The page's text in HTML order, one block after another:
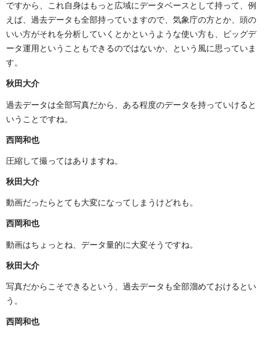
ですから、これ自身はもっと広域にデータベースとして持って、例
えば、過去データも全部持っていますので、気象庁の方とか、頭の
いい方がそれを分析していくとかというような使い方も、ビッグデ
ータ運用ということもできるのではないか、という風に思っていま
す。
秋田大介
過去データは全部写真だから、ある程度のデータを持っていけると
いうことですね。
西岡和也
圧縮して撮ってはありますね。
秋田大介
動画だったらとても大変になってしまうけどれも。
西岡和也
動画はちょっとね、データ量的に大変そうですね。
秋田大介
写真だからこそできるという、過去データも全部溜めておけるとい
う。
西岡和也